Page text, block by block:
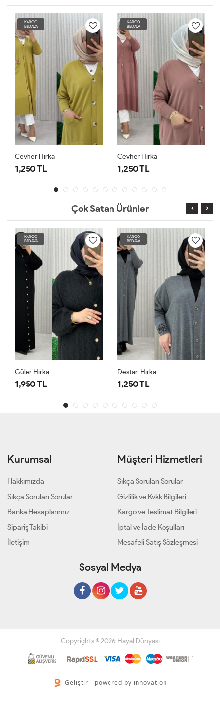
KARGO
BEDAVA
Cevher Hırka
1,250 TL
KARGO
BEDAVA
Cevher Hırka
1,250 TL
Çok Satan Ürünler
KARGO
BEDAVA
Güler Hırka
1,950 TL
KARGO
BEDAVA
Destan Hırka
1,250 TL
Kurumsal
Hakkımızda
Sıkça Sorulan Sorular
Banka Hesaplarımız
Sipariş Takibi
İletişim
Müşteri Hizmetleri
Sıkça Sorulan Sorular
Gizlilik ve Kvkk Bilgileri
Kargo ve Teslimat Bilgileri
İptal ve İade Koşulları
Mesafeli Satış Sözleşmesi
Sosyal Medya
Copyrights © 2026 Hayal Dünyası
Geliştir - powered by innovation